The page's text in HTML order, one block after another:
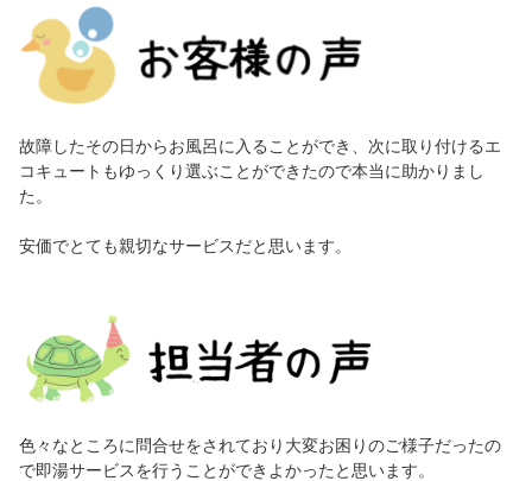
故障したその日からお風呂に入ることができ、次に取り付けるエ
コキュートもゆっくり選ぶことができたので本当に助かりまし
た。
安価でとても親切なサービスだと思います。
色々なところに問合せをされており大変お困りのご様子だったの
で即湯サービスを行うことができよかったと思います。